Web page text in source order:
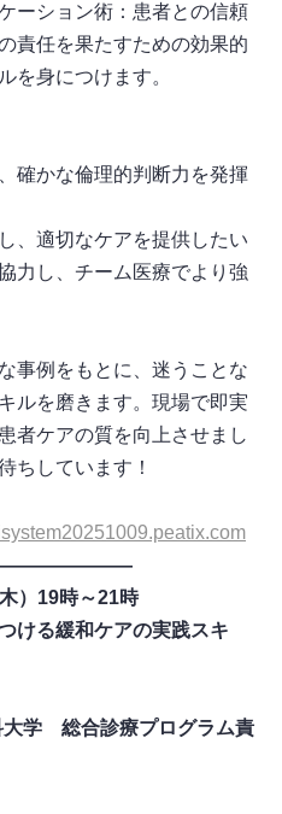
ーション術：患者との信頼
責任を果たすための効果的
を身につけます。
確かな倫理的判断力を発揮
、適切なケアを提供したい
力し、チーム医療でより強
事例をもとに、迷うことな
ルを磨きます。現場で即実
者ケアの質を向上させまし
ちしています！
）19時～21時
ける緩和ケアの実践スキ
大学 総合診療プログラム責